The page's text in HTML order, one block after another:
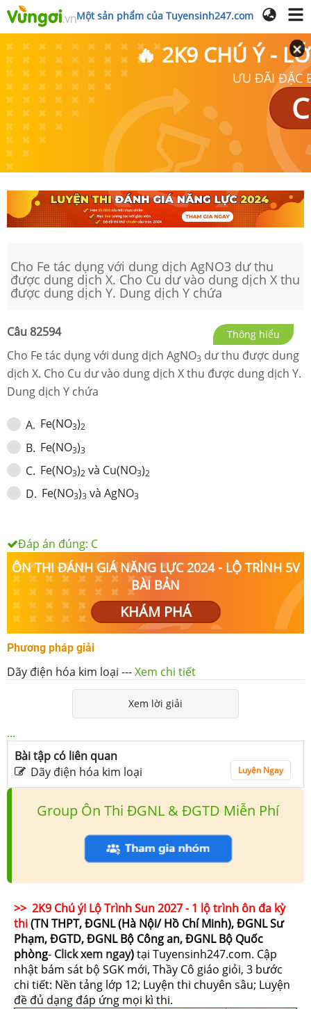
Một sản phẩm của Tuyensinh247.com
🔥 2K9 CHÚ Ý -
ƯU ĐÃI ĐẶC
Cho Fe tác dụng với dung dịch AgNO3 dư thu
được dung dịch X. Cho Cu dư vào dung dịch X thu
được dung dịch Y. Dung dịch Y chứa
Câu 82594 Thông hiểu
Cho Fe tác dụng với dung dịch AgNO3 dư thu được dung
dịch X. Cho Cu dư vào dung dịch X thu được dung dịch Y.
Dung dịch Y chứa
A. Fe(NO3)2
B. Fe(NO3)3
C. Fe(NO3)2 và Cu(NO3)2
D. Fe(NO3)3 và AgNO3
Đáp án đúng: C
ÔN THI ĐÁNH GIÁ NĂNG LỰC 2024 - LỘ TRÌNH 5V
BÀI BẢN
KHÁM PHÁ
Phương pháp giải
Dãy điện hóa kim loại ---Xem chi tiết
Xem lời giải
...
Bài tập có liên quan
Dãy điện hóa kim loại
Luyện Ngay
Group Ôn Thi ĐGNL & ĐGTD Miễn Phí
>> 2K9 Chú ý! Lộ Trình Sun 2027 - 1 lộ trình ôn đa kỳ
thi(TN THPT, ĐGNL (Hà Nội/ Hồ Chí Minh), ĐGNL Sư
Phạm, ĐGTD, ĐGNL Bộ Công an, ĐGNL Bộ Quốc
phòng- Click xem ngay)tại Tuyensinh247.com. Cập
nhật bám sát bộ SGK mới, Thầy Cô giáo giỏi, 3 bước
chi tiết: Nền tảng lớp 12; Luyện thi chuyên sâu; Luyện
đề đủ dạng đáp ứng mọi kì thi.